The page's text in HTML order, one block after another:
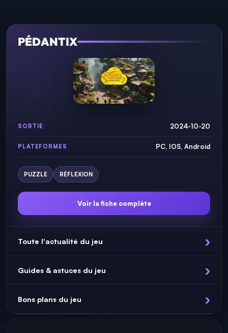
PÉDANTIX
SORTIE 2024-10-20
PLATEFORMES PC, IOS, Android
PUZZLE RÉFLEXION
Voir la fiche complète
Toute l'actualité du jeu
Guides & astuces du jeu
Bons plans du jeu